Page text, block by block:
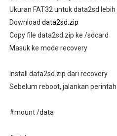
Ukuran FAT32 untuk data2sd
Download data2sd.zip
Copy file data2sd.zip ke /sdcard
Masuk ke mode recovery
Install data2sd.zip dari recovery
Sebelum reboot, jalankan perintah
#mount /data